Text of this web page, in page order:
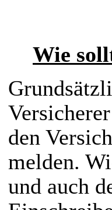
Wie
den
melden.
und auch